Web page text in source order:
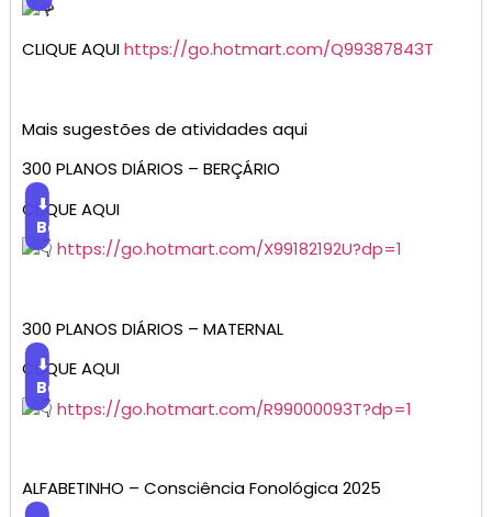
CLIQUE AQUIhttps://go.hotmart.com/Q99387843T
Mais sugestões de atividades aqui
300 PLANOS DIÁRIOS – BERÇÁRIO
CLIQUE AQUI
⬇
Baixar
https://go.hotmart.com/X99182192U?dp=1
300 PLANOS DIÁRIOS – MATERNAL
CLIQUE AQUI
⬇
Baixar
https://go.hotmart.com/R99000093T?dp=1
ALFABETINHO – Consciência Fonológica 2025